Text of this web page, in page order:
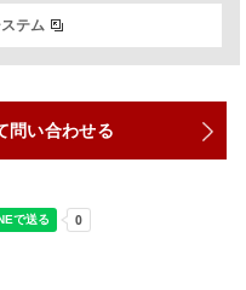
テム
問い合わせる